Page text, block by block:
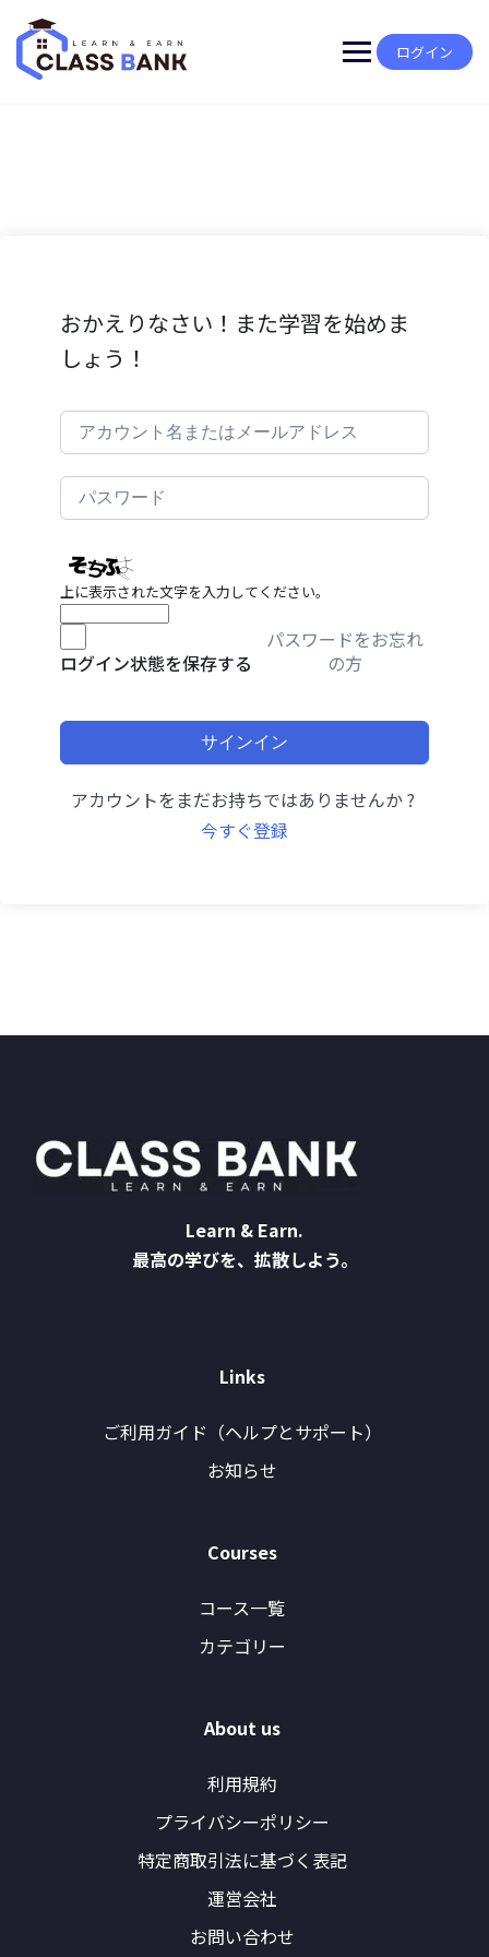
content
ログイン
おかえりなさい！また学習を始めま
しょう！
上に表示された文字を入力してください。
ログイン状態を保存する
パスワードをお忘れ
の方
サインイン
アカウントをまだお持ちではありませんか ?
今すぐ登録
Learn & Earn.
最高の学びを、拡散しよう。
Links
ご利用ガイド（ヘルプとサポート）
お知らせ
Courses
コース一覧
カテゴリー
About us
利用規約
プライバシーポリシー
特定商取引法に基づく表記
運営会社
お問い合わせ